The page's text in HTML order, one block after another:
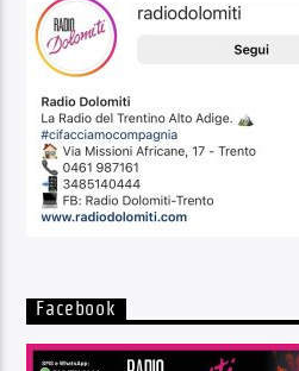
Facebook